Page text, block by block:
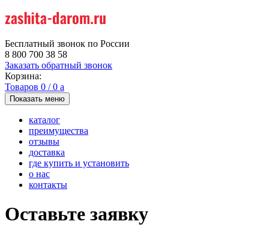
Бесплатный звонок по России
8 800 700 38 58
Заказать обратный звонок
Корзина:
Товаров 0 /0 a
Показать меню
каталог
преимущества
отзывы
доставка
где купить и установить
о нас
контакты
Оставьте заявку